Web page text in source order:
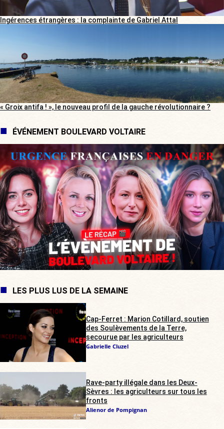
Ingérences étrangères : la complainte de Gabriel Attal
« Groix antifa ! », le nouveau profil de la gauche révolutionnaire ?
ÉVÉNEMENT BOULEVARD VOLTAIRE
LES PLUS LUS DE LA SEMAINE
Cap-Ferret : Marion Cotillard, soutien
des Soulèvements de la Terre,
secourue par les agriculteurs
Gabrielle Cluzel
Rave-party illégale dans les Deux-
Sèvres : les agriculteurs sur tous les
fronts
Alienor de Pompignan